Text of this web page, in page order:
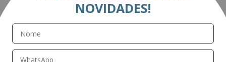
Este produto ainda não tem perguntas
NOVIDADES!